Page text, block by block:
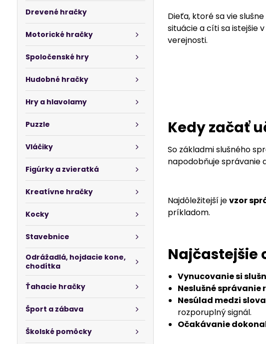
Dieťa, ktoré sa vie
situácie a cíti sa istejšie
verejnosti.
Kedy začať
So základmi slušného
napodobňuje správanie
Najdôležitejší jevzor
príkladom.
Najčastejšie
Vynucovanie si
Neslušné správanie
Nesúlad medzi
rozporuplný signál.
Očakávanie
Drevené hračky
Motorické hračky
Spoločenské hry
Hudobné hračky
Hry a hlavolamy
Puzzle
Vláčiky
Figúrky a zvieratká
Kreatívne hračky
Kocky
Stavebnice
Odrážadlá, hojdacie kone,
chodítka
Ťahacie hračky
Šport a zábava
Školské pomôcky